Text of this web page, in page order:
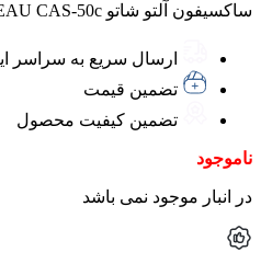
ساکسیفون آلتو شاتو CHATEAU CAS-50c
ارسال سریع به سراسر
تضمین قیمت
تضمین کیفیت محصول
ناموجود
در انبار موجود نمی باشد